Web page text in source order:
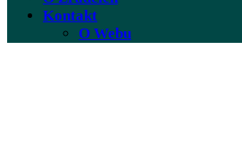
Kontakt
O Webu